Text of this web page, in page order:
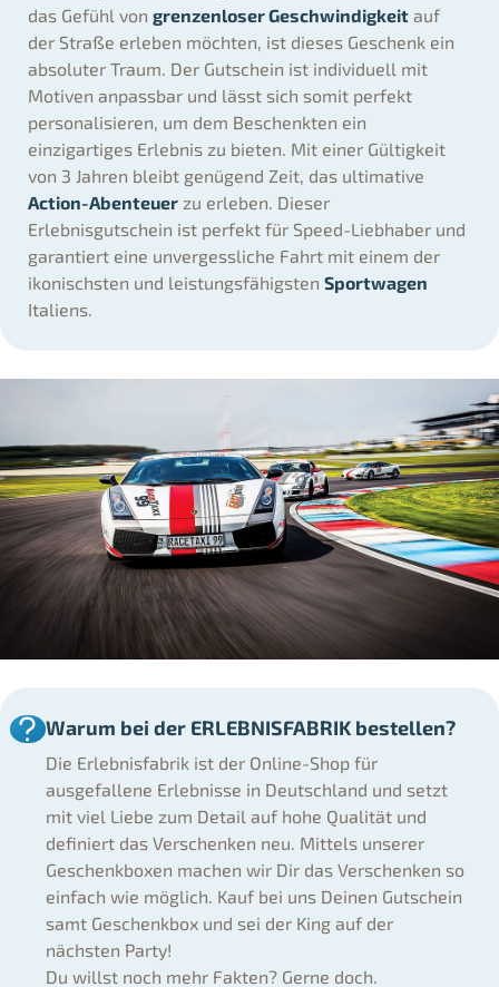
das Gefühl vongrenzenloser Geschwindigkeit auf
der Straße erleben möchten, ist dieses Geschenk ein
absoluter Traum. Der Gutschein ist individuell mit
Motiven anpassbar und lässt sich somit perfekt
personalisieren, um dem Beschenkten ein
einzigartiges Erlebnis zu bieten. Mit einer Gültigkeit
von 3 Jahren bleibt genügend Zeit, das ultimative
Action-Abenteuer zu erleben. Dieser
Erlebnisgutschein ist perfekt für Speed-Liebhaber und
garantiert eine unvergessliche Fahrt mit einem der
ikonischsten und leistungsfähigstenSportwagen
Italiens.
Warum bei der ERLEBNISFABRIK bestellen?
Die Erlebnisfabrik ist der Online-Shop für
ausgefallene Erlebnisse in Deutschland und setzt
mit viel Liebe zum Detail auf hohe Qualität und
definiert das Verschenken neu. Mittels unserer
Geschenkboxen machen wir Dir das Verschenken so
einfach wie möglich. Kauf bei uns Deinen Gutschein
samt Geschenkbox und sei der King auf der
nächsten Party!
Du willst noch mehr Fakten? Gerne doch.